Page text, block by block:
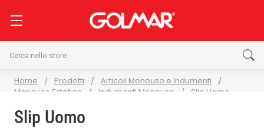
Home Prodotti
Articoli Monouso e Indumenti
Monouso Estetica
Indumenti Monouso Slip Uomo
Slip Uomo